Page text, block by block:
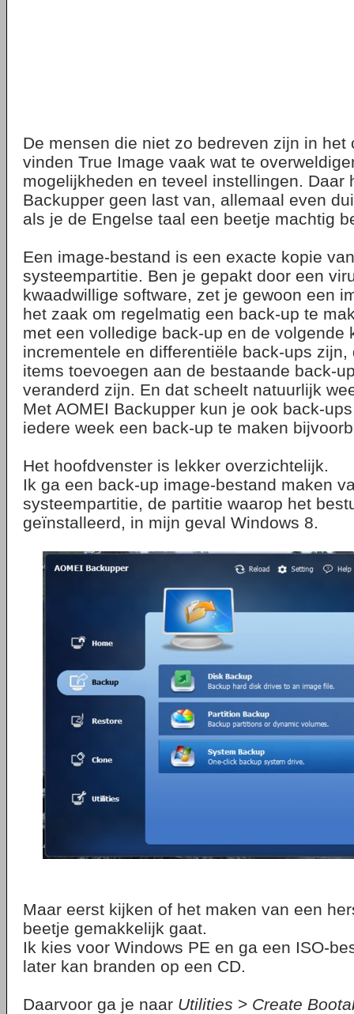
De mensen die niet zo bedreven zijn in het
vinden True Image vaak wat te
mogelijkheden en teveel instellingen. Daar
Backupper geen last van, allemaal even
als je de Engelse taal een beetje machtig
Een image-bestand is een exacte kopie
systeempartitie. Ben je gepakt door een
kwaadwillige software, zet je gewoon een
het zaak om regelmatig een back-up te
met een volledige back-up en de volgende
incrementele en differentiële back-ups zijn,
items toevoegen aan de bestaande back-
veranderd zijn. En dat scheelt natuurlijk
Met AOMEI Backupper kun je ook back-
iedere week een back-up te maken
Het hoofdvenster is lekker overzichtelijk.
Ik ga een back-up image-bestand maken
systeempartitie, de partitie waarop het
geïnstalleerd, in mijn geval Windows 8.
Maar eerst kijken of het maken van een
beetje gemakkelijk gaat.
Ik kies voor Windows PE en ga een ISO-
later kan branden op een CD.
Daarvoor ga je naar Utilities > Create